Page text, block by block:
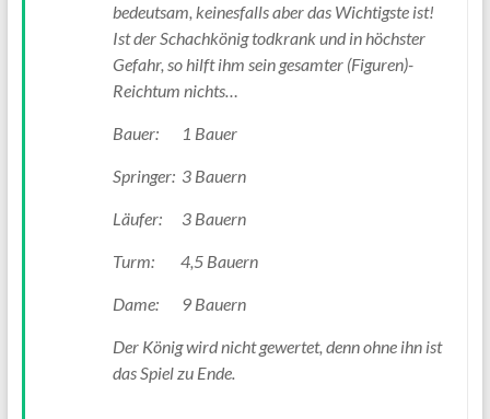
bedeutsam, keinesfalls aber das Wichtigste ist!
Ist der Schachkönig todkrank und in höchster
Gefahr, so hilft ihm sein gesamter (Figuren)-
Reichtum nichts…
Bauer: 1 Bauer
Springer: 3 Bauern
Läufer: 3 Bauern
Turm: 4,5 Bauern
Dame: 9 Bauern
Der König wird nicht gewertet, denn ohne ihn ist
das Spiel zu Ende.